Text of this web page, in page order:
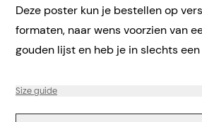
Deze poster kun je bestellen op
formaten, naar wens voorzien van
gouden lijst en heb je in slechts
Size guide